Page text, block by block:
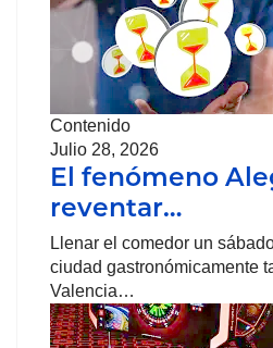
Contenido
Julio 28, 2026
El fenómeno
reventar…
Llenar el comedor un
ciudad gastronómicamente
Valencia…